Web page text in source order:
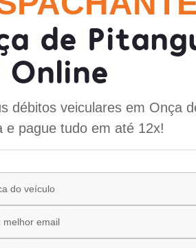
de
Online
débitos veiculares em Onça
e pague tudo em até 12x!